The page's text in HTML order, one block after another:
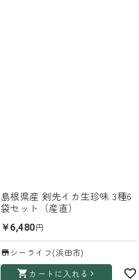
島根県産 剣先イカ生珍味 3種6
袋セット（産直）
￥6,480円
シーライフ(浜田市)
カートに入れる